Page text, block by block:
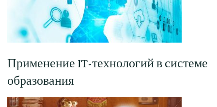
Применение IT-технологий в системе
образования